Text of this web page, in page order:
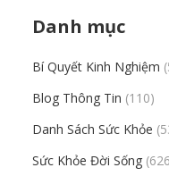
Danh mục
Bí Quyết Kinh Nghiệm
Blog Thông Tin (110)
Danh Sách Sức Khỏe
Sức Khỏe Đời Sống